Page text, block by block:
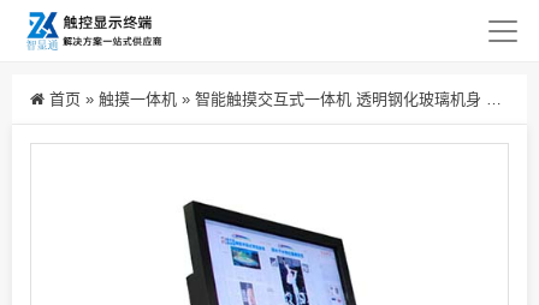
首页 » 触摸一体机 » 智能触摸交互式一体机 透明钢化玻璃机身 电容屏卧式查询机 厂家直销